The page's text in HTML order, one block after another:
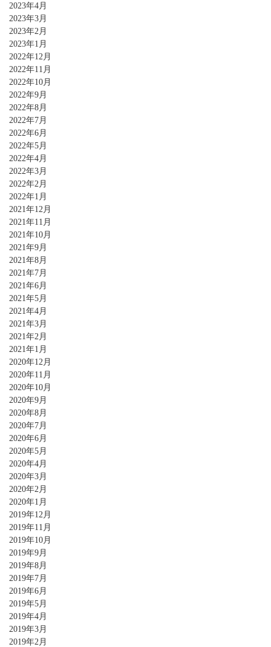
2023年4月
2023年3月
2023年2月
2023年1月
2022年12月
2022年11月
2022年10月
2022年9月
2022年8月
2022年7月
2022年6月
2022年5月
2022年4月
2022年3月
2022年2月
2022年1月
2021年12月
2021年11月
2021年10月
2021年9月
2021年8月
2021年7月
2021年6月
2021年5月
2021年4月
2021年3月
2021年2月
2021年1月
2020年12月
2020年11月
2020年10月
2020年9月
2020年8月
2020年7月
2020年6月
2020年5月
2020年4月
2020年3月
2020年2月
2020年1月
2019年12月
2019年11月
2019年10月
2019年9月
2019年8月
2019年7月
2019年6月
2019年5月
2019年4月
2019年3月
2019年2月